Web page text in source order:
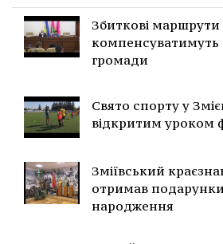
Збиткові маршрути
компенсуватимуть
громади
Свято спорту у
відкритим уроком
Зміївський
отримав
народження